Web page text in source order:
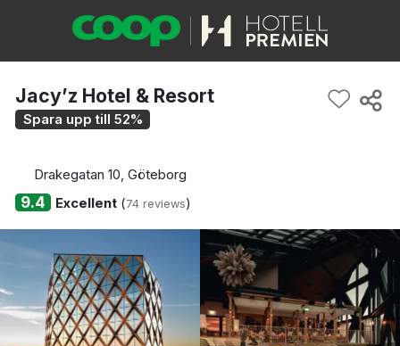
Jacy’z Hotel & Resort
Spara upp till 52%
Drakegatan 10, Göteborg
9.4 Excellent(74 reviews)